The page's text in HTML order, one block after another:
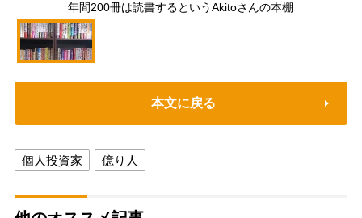
年間200冊は読書するというAkitoさんの本棚
本文に戻る
個人投資家 億り人